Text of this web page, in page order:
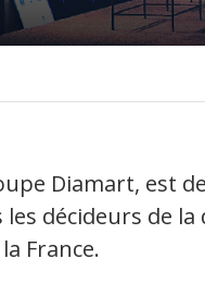
Diamart, est
décideurs de
France.